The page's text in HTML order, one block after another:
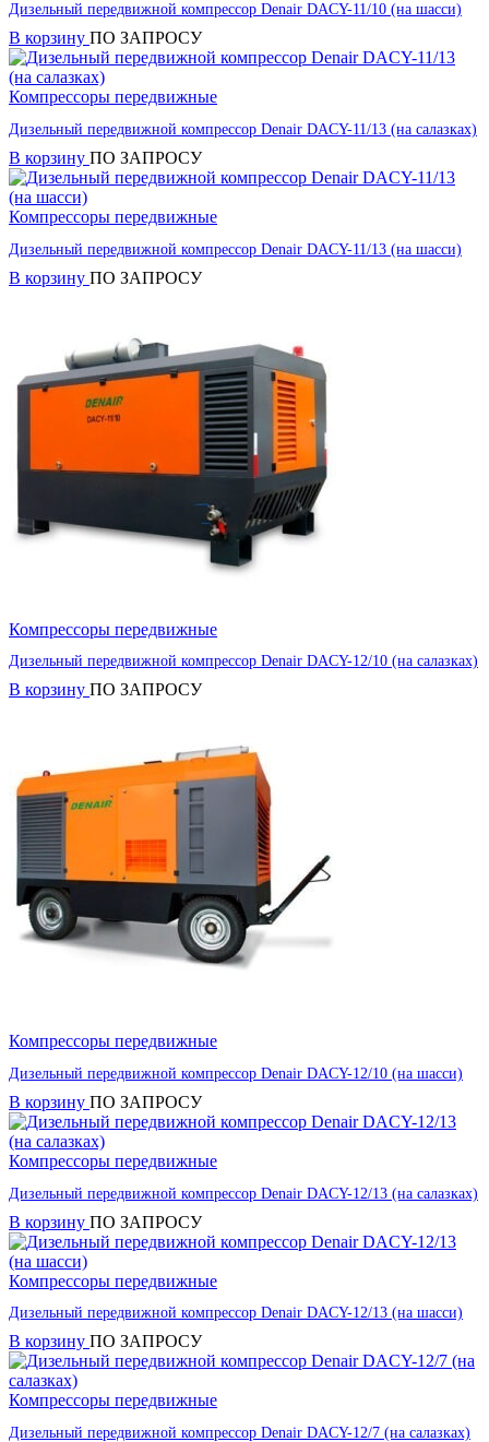
Дизельный передвижной компрессор Denair DACY-11/10 (на шасси)
В корзину ПО ЗАПРОСУ
Компрессоры передвижные
Дизельный передвижной компрессор Denair DACY-11/13 (на салазках)
В корзину ПО ЗАПРОСУ
Компрессоры передвижные
Дизельный передвижной компрессор Denair DACY-11/13 (на шасси)
В корзину ПО ЗАПРОСУ
Компрессоры передвижные
Дизельный передвижной компрессор Denair DACY-12/10 (на салазках)
В корзину ПО ЗАПРОСУ
Компрессоры передвижные
Дизельный передвижной компрессор Denair DACY-12/10 (на шасси)
В корзину ПО ЗАПРОСУ
Компрессоры передвижные
Дизельный передвижной компрессор Denair DACY-12/13 (на салазках)
В корзину ПО ЗАПРОСУ
Компрессоры передвижные
Дизельный передвижной компрессор Denair DACY-12/13 (на шасси)
В корзину ПО ЗАПРОСУ
Компрессоры передвижные
Дизельный передвижной компрессор Denair DACY-12/7 (на салазках)